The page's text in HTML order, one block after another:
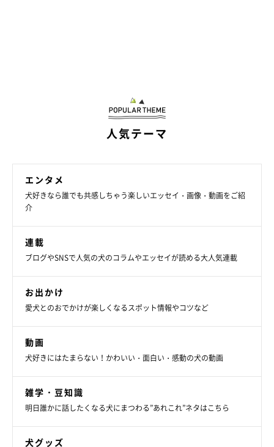
「大切な家族」
人気テーマ
エンタメ
犬好きなら誰でも共感しちゃう楽しいエッセイ・画像・動画をご紹
介
連載
ブログやSNSで人気の犬のコラムやエッセイが読める大人気連載
お出かけ
愛犬とのおでかけが楽しくなるスポット情報やコツなど
動画
犬好きにはたまらない！かわいい・面白い・感動の犬の動画
雑学・豆知識
明日誰かに話したくなる犬にまつわる”あれこれ”ネタはこちら
犬グッズ